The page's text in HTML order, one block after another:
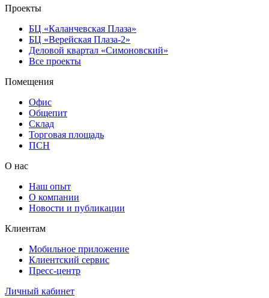
Проекты
БЦ «Каланчевская Плаза»
БЦ «Верейская Плаза-2»
Деловой квартал «Симоновский»
Все проекты
Помещения
Офис
Общепит
Склад
Торговая площадь
ПСН
О нас
Наш опыт
О компании
Новости и публикации
Клиентам
Мобильное приложение
Клиентский сервис
Пресс-центр
Личный кабинет